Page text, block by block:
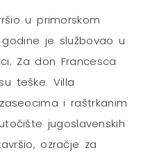
u primorskom
je službovao u
Za don Francesca
teške. Villa
i raštrkanim
jugoslavenskih
ozračje za